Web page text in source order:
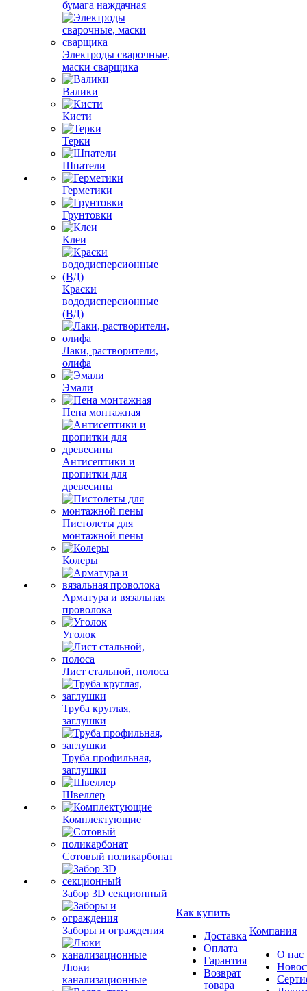
бумага наждачная
Электроды сварочные,
маски сварщика
Валики
Кисти
Терки
Шпатели
Герметики
Грунтовки
Клеи
Краски
вододисперсионные
(ВД)
Лаки, растворители,
олифа
Эмали
Пена монтажная
Антисептики и
пропитки для
древесины
Пистолеты для
монтажной пены
Колеры
Арматура и вязальная
проволока
Уголок
Лист стальной, полоса
Труба круглая,
заглушки
Труба профильная,
заглушки
Швеллер
Комплектующие
Сотовый поликарбонат
Забор 3D секционный
Заборы и ограждения
Люки
канализационные
Как купить
Доставка
Оплата
Гарантия
Возврат
товара
Компания
О нас